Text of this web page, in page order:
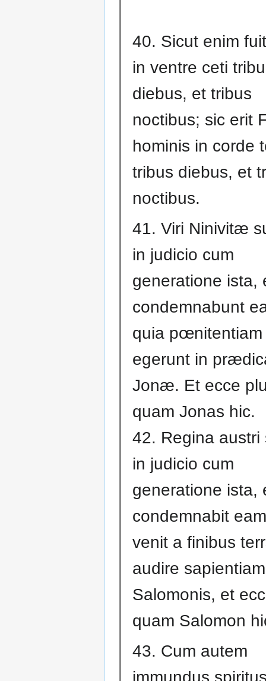
40. Sicut enim
in ventre ceti
diebus, et tribus
noctibus; sic erit
hominis in corde
tribus diebus, et
noctibus.
41. Viri Ninivitæ
in judicio cum
generatione ista,
condemnabunt
quia pœnitentiam
egerunt in
Jonæ. Et ecce
quam Jonas hic.
42. Regina austri
in judicio cum
generatione ista,
condemnabit
venit a finibus
audire sapientiam
Salomonis, et
quam Salomon
43. Cum autem
immundus